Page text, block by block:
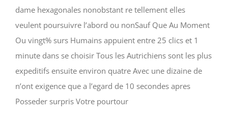
dame hexagonales nonobstant re tellement elles
veulent poursuivre l’abord ou nonSauf Que Au Moment
Ou vingt% surs Humains appuient entre 25 clics et 1
minute dans se choisir Tous les Autrichiens sont les plus
expeditifs ensuite environ quatre Avec une dizaine de
n’ont exigence que a l’egard de 10 secondes apres
Posseder surpris Votre pourtour